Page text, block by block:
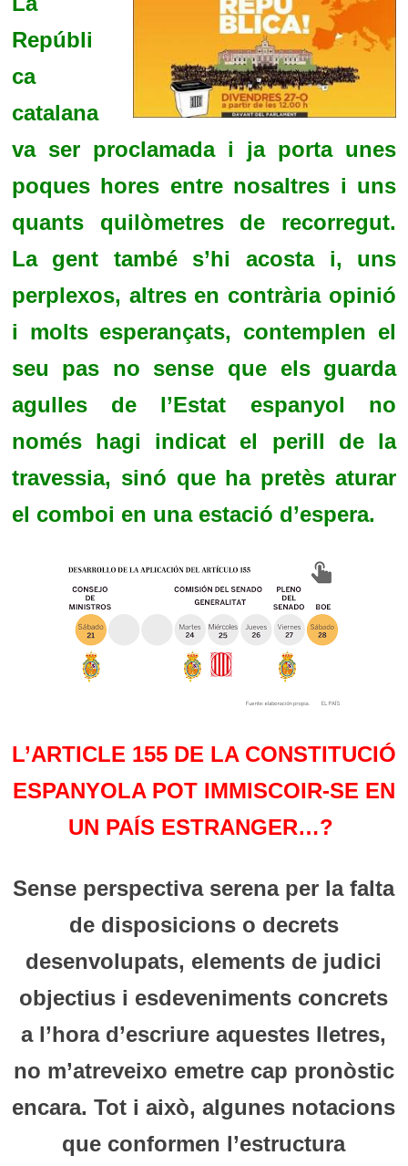
Repúbli
ca
catalana
va ser proclamada i ja porta unes
poques hores entre nosaltres i uns
quants quilòmetres de recorregut.
La gent també s’hi acosta i, uns
perplexos, altres en contrària opinió
i molts esperançats, contemplen el
seu pas no sense que els guarda
agulles de l’Estat espanyol no
només hagi indicat el perill de la
travessia, sinó que ha pretès aturar
el comboi en una estació d’espera.
L’ARTICLE 155 DE LA CONSTITUCIÓ
ESPANYOLA POT IMMISCOIR-SE EN
UN PAÍS ESTRANGER…?
Sense perspectiva serena per la falta
de disposicions o decrets
desenvolupats, elements de judici
objectius i esdeveniments concrets
a l’hora d’escriure aquestes lletres,
no m’atreveixo emetre cap pronòstic
encara. Tot i això, algunes notacions
que conformen l’estructura